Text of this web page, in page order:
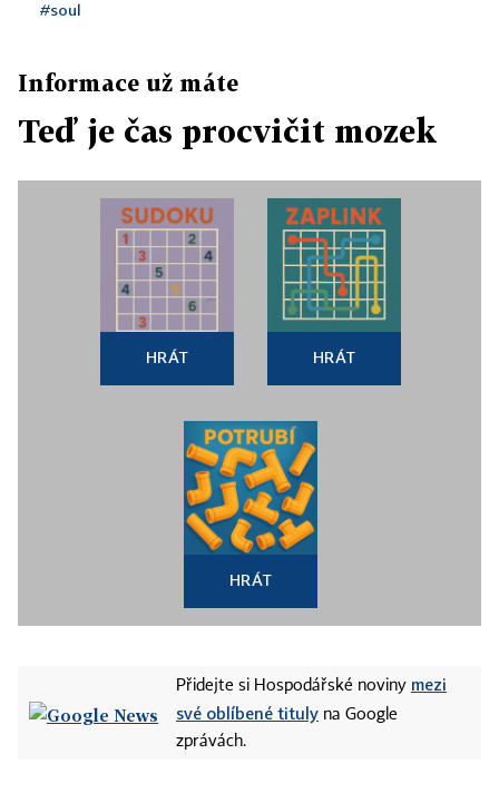
#soul
Informace už máte
Teď je čas procvičit mozek
HRÁT HRÁT
HRÁT
Přidejte si Hospodářské noviny mezi
své oblíbené tituly na Google
zprávách.